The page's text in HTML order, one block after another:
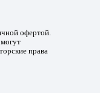
офертой.
права